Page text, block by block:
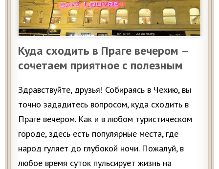
Куда сходить в Праге вечером –
сочетаем приятное с полезным
Здравствуйте, друзья! Собираясь в Чехию, вы
точно зададитесь вопросом, куда сходить в
Праге вечером. Как и в любом туристическом
городе, здесь есть популярные места, где
народ гуляет до глубокой ночи. Пожалуй, в
любое время суток пульсирует жизнь на